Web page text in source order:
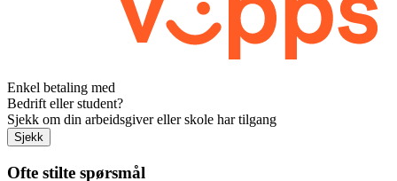
Enkel betaling med
Bedrift eller student?
Sjekk om din arbeidsgiver eller skole har tilgang
Sjekk
Ofte stilte spørsmål